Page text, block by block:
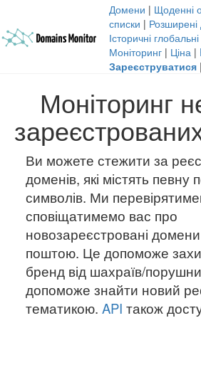
Домени | Щоденні
списки | Розширені
Історичні глобальні
Моніторинг | Ціна |
Зареєструватися |
Моніторинг
Ви можете стежити за
доменів, які містять певну
символів. Ми
сповіщатимемо вас про
новозареєстровані
поштою. Це допоможе
бренд від шахраїв/
допоможе знайти новий
тематикою. API також